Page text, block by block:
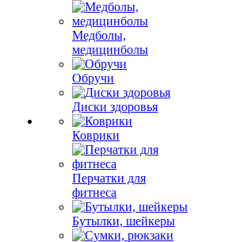
Медболы,
медицинболы
Обручи
Диски здоровья
Коврики
Перчатки для
фитнеса
Бутылки, шейкеры